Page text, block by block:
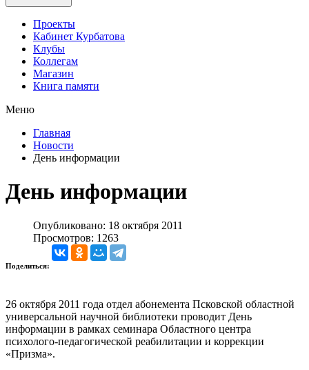
Проекты
Кабинет Курбатова
Клубы
Коллегам
Магазин
Книга памяти
Меню
Главная
Новости
День информации
День информации
Опубликовано: 18 октября 2011
Просмотров: 1263
Поделиться:
26 октября 2011 года отдел абонемента Псковской областной
универсальной научной библиотеки проводит День
информации в рамках семинара Областного центра
психолого-педагогической реабилитации и коррекции
«Призма».